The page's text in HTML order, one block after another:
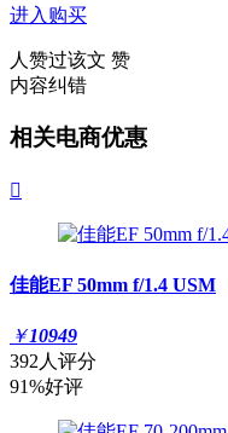
进入购买
人赞过该文 赞
内容纠错
相关电商优惠

佳能EF 50mm f/1.4 USM
￥10949
392人评分
91%好评